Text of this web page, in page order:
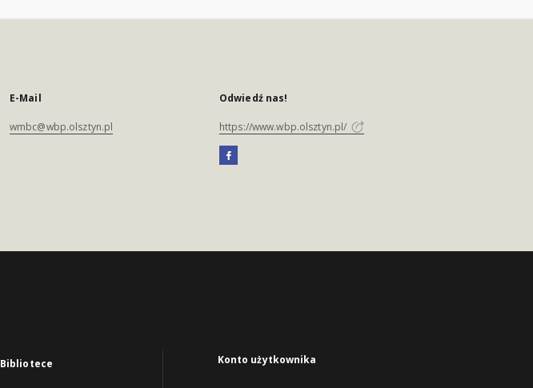
E-Mail
wmbc@wbp.olsztyn.pl
Odwiedź nas!
https://www.wbp.olsztyn.pl/
Bibliotece Konto użytkownika